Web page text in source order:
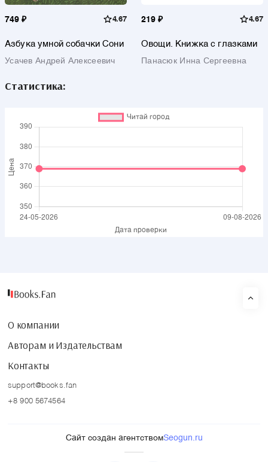
749 ₽ 4.67
Азбука умной собачки Сони
Усачев Андрей Алексеевич
219 ₽ 4.67
Овощи. Книжка с глазками
Панасюк Инна Сергеевна
Статистика:
О компании
Авторам и Издательствам
Контакты
support@books.fan
+8 900 5674564
Сайт создан агентствомSeogun.ru